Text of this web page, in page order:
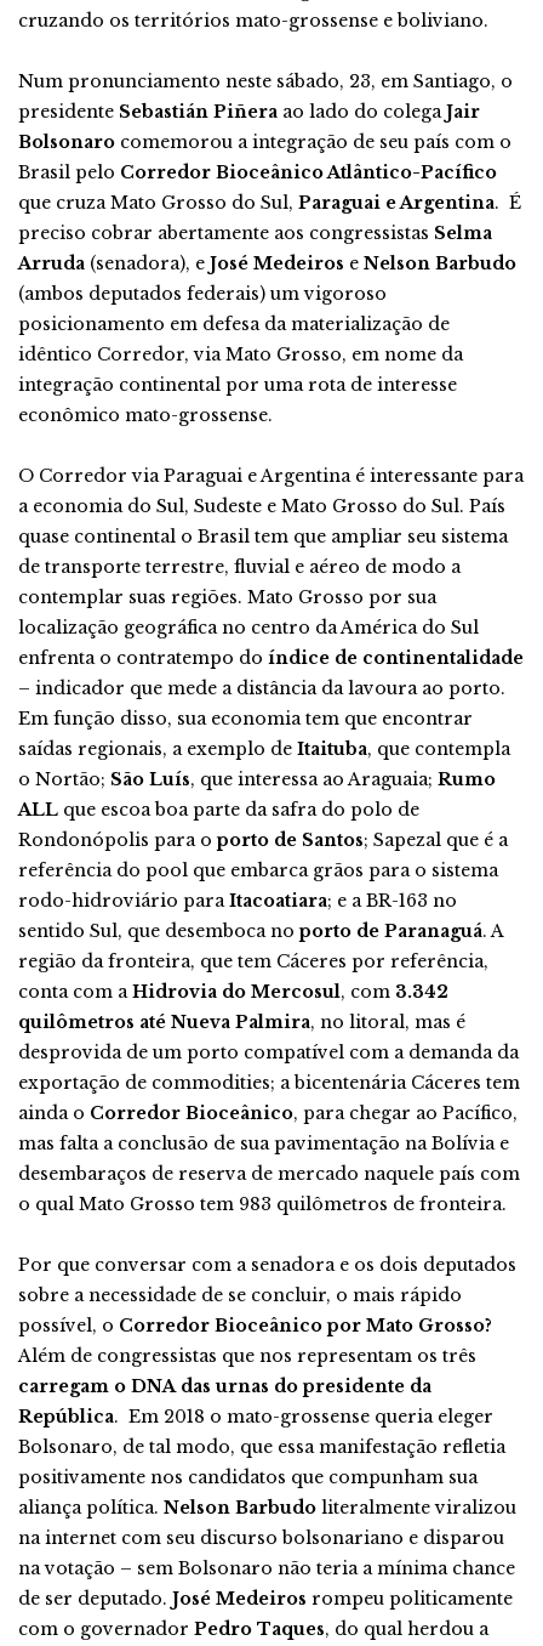
cruzando os territórios mato-grossense e boliviano.
Num pronunciamento neste sábado, 23, em Santiago, o
presidente Sebastián Piñera ao lado do colega Jair
Bolsonaro comemorou a integração de seu país com o
Brasil pelo Corredor Bioceânico Atlântico-Pacífico
que cruza Mato Grosso do Sul, Paraguai e Argentina. É
preciso cobrar abertamente aos congressistas Selma
Arruda (senadora), e José Medeiros e Nelson Barbudo
(ambos deputados federais) um vigoroso
posicionamento em defesa da materialização de
idêntico Corredor, via Mato Grosso, em nome da
integração continental por uma rota de interesse
econômico mato-grossense.
O Corredor via Paraguai e Argentina é interessante para
a economia do Sul, Sudeste e Mato Grosso do Sul. País
quase continental o Brasil tem que ampliar seu sistema
de transporte terrestre, fluvial e aéreo de modo a
contemplar suas regiões. Mato Grosso por sua
localização geográfica no centro da América do Sul
enfrenta o contratempo do índice de continentalidade
– indicador que mede a distância da lavoura ao porto.
Em função disso, sua economia tem que encontrar
saídas regionais, a exemplo de Itaituba, que contempla
o Nortão; São Luís, que interessa ao Araguaia; Rumo
ALL que escoa boa parte da safra do polo de
Rondonópolis para o porto de Santos; Sapezal que é a
referência do pool que embarca grãos para o sistema
rodo-hidroviário paraItacoatiara; e a BR-163 no
sentido Sul, que desemboca noporto de Paranaguá. A
região da fronteira, que tem Cáceres por referência,
conta com aHidrovia do Mercosul, com 3.342
quilômetros até Nueva Palmira, no litoral, mas é
desprovida de um porto compatível com a demanda da
exportação de commodities; a bicentenária Cáceres tem
ainda o Corredor Bioceânico, para chegar ao Pacífico,
mas falta a conclusão de sua pavimentação na Bolívia e
desembaraços de reserva de mercado naquele país com
o qual Mato Grosso tem 983 quilômetros de fronteira.
Por que conversar com a senadora e os dois deputados
sobre a necessidade de se concluir, o mais rápido
possível, o Corredor Bioceânico por Mato Grosso?
Além de congressistas que nos representam os três
carregam o DNA das urnas do presidente da
República. Em 2018 o mato-grossense queria eleger
Bolsonaro, de tal modo, que essa manifestação refletia
positivamente nos candidatos que compunham sua
aliança política. Nelson Barbudo literalmente viralizou
na internet com seu discurso bolsonariano e disparou
na votação – sem Bolsonaro não teria a mínima chance
de ser deputado. José Medeiros rompeu politicamente
com o governador Pedro Taques, do qual herdou a